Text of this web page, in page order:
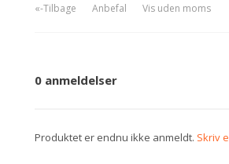
«-Tilbage Anbefal Vis uden moms
0 anmeldelser
Produktet er endnu ikke anmeldt. Skriv